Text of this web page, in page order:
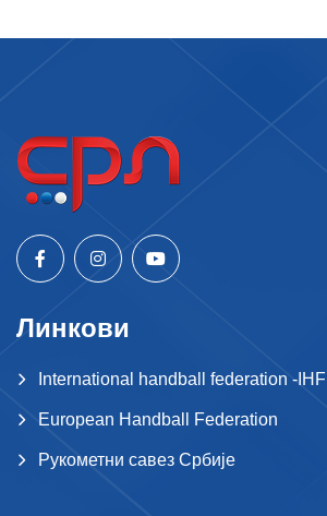
Линкови
International handball federation -IHF
European Handball Federation
Рукометни савез Србије